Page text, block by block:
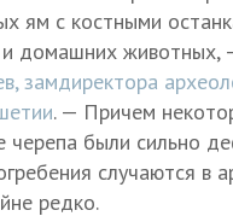
ям с костными
домашних животных,
замдиректора
. — Причем
черепа были сильно
случаются в
редко.